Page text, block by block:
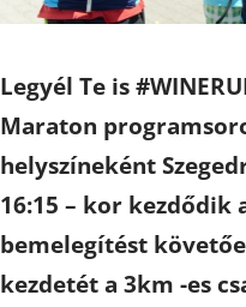
Legyél Te is
Maraton
helyszíneként
16:15 – kor kezdődik
bemelegítést
kezdetét a 3km -es